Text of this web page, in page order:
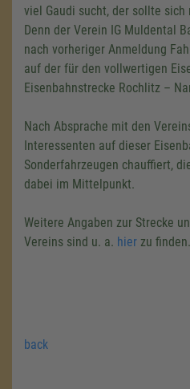
viel Gaudi sucht, der sollte
Denn der Verein IG Muldental
nach vorheriger Anmeldung
auf der für den vollwertigen
Eisenbahnstrecke Rochlitz –
Nach Absprache mit den
Interessenten auf dieser
Sonderfahrzeugen chauffiert,
dabei im Mittelpunkt.
Weitere Angaben zur Strecke
Vereins sind u. a. hier zu finden.
back